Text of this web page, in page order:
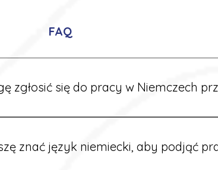
FAQ
zgłosić się do pracy w Niemczech
formularz zgłoszeniowy na naszej
znać język niemiecki, aby podjąć